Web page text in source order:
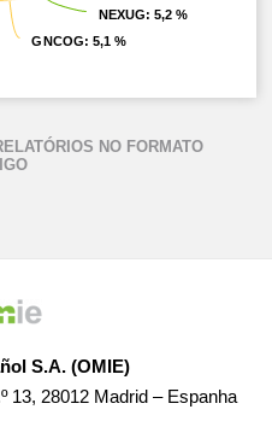
NEXUG: 5,2 %
NEXUG: 5,2 %
GNCOG: 5,1 %
GNCOG: 5,1 %
NO FORMATO
S.A. (OMIE)
13, 28012 Madrid – Espanha